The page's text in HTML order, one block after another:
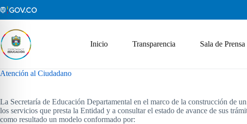
al
contenido
Inicio Transparencia Sala de Prensa
Atención al Ciudadano
La Secretaría de Educación Departamental en el marco de la construcción de
los servicios que presta la Entidad y a consultar el estado de avance de sus
como resultado un modelo conformado por: